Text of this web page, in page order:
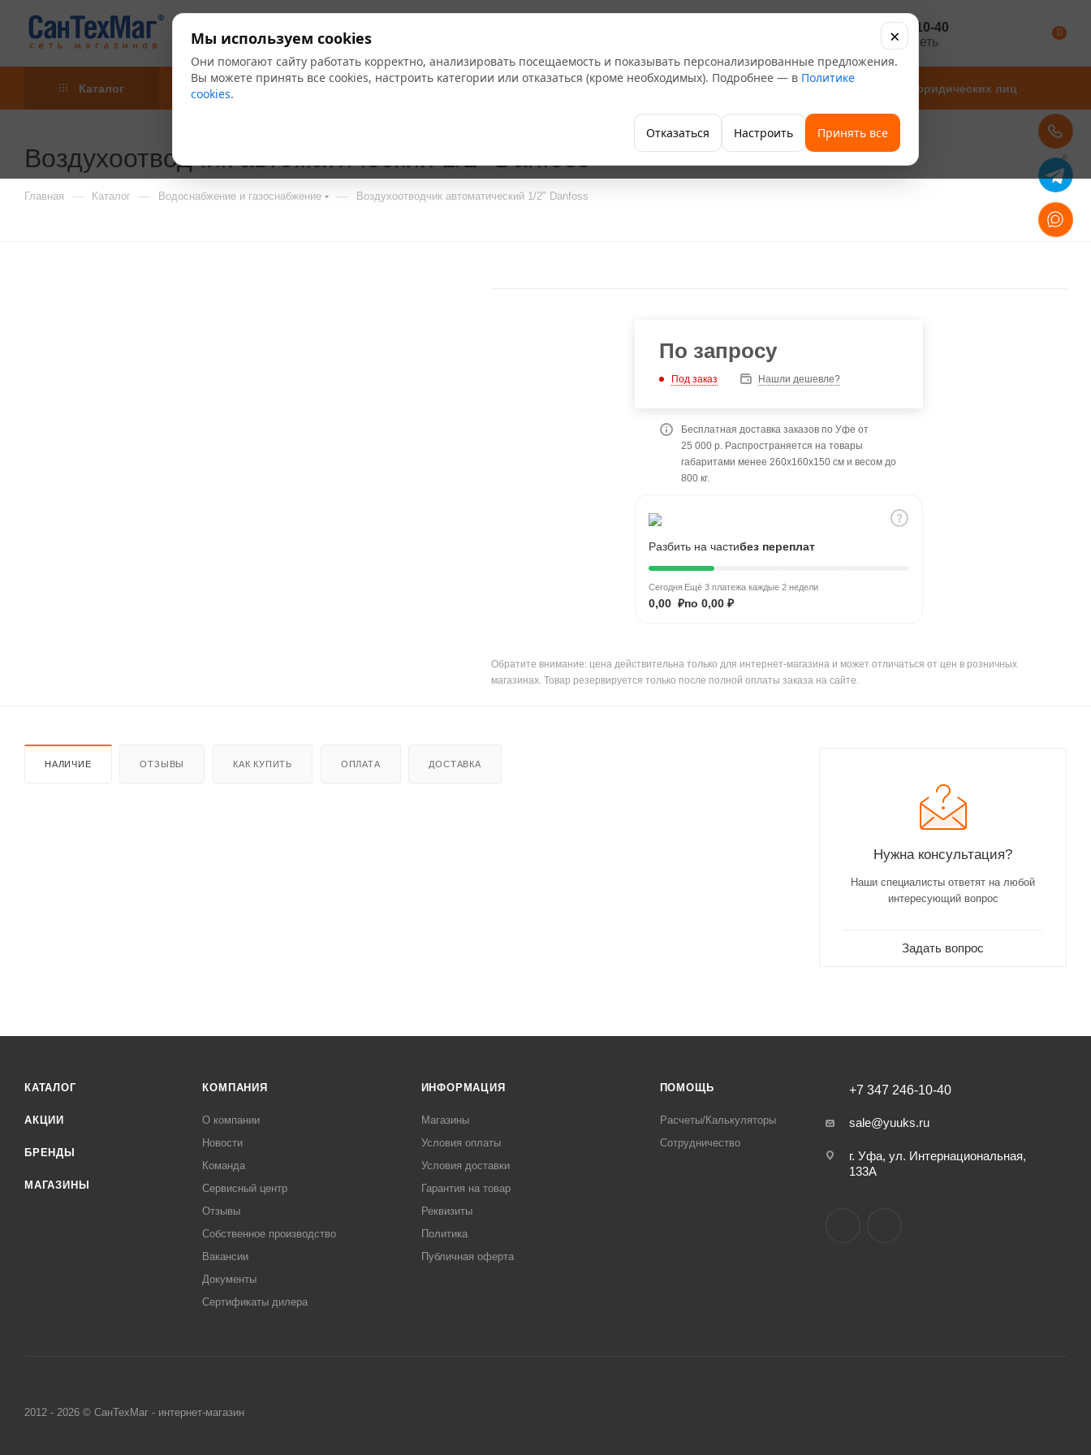
+7 347 246-10-40
розничная сеть
0
Каталог Акции Бренды Компания Для юридических лиц
Воздухоотводчик автоматический 1/2" Danfoss
Главная — Каталог — Водоснабжение и газоснабжение — Воздухоотводчик автоматический 1/2" Danfoss
По запросу
Под заказ Нашли дешевле?
Бесплатная доставка заказов по Уфе от
25 000 р. Распространяется на товары
габаритами менее 260x160x150 см и весом до
800 кг.
Разбить на частибез переплат
Сегодня
0,00 ₽
Ещё 3 платежа каждые 2 недели
по 0,00 ₽
Обратите внимание: цена действительна только для интернет-магазина и может отличаться от цен в розничных
магазинах. Товар резервируется только после полной оплаты заказа на сайте.
НАЛИЧИЕ ОТЗЫВЫ КАК КУПИТЬ ОПЛАТА ДОСТАВКА
Нужна консультация?
Наши специалисты ответят на любой
интересующий вопрос
Задать вопрос
КАТАЛОГ
АКЦИИ
БРЕНДЫ
МАГАЗИНЫ
КОМПАНИЯ
О компании
Новости
Команда
Сервисный центр
Отзывы
Собственное производство
Вакансии
Документы
Сертификаты дилера
ИНФОРМАЦИЯ
Магазины
Условия оплаты
Условия доставки
Гарантия на товар
Реквизиты
Политика
Публичная оферта
ПОМОЩЬ
Расчеты/Калькуляторы
Сотрудничество
+7 347 246-10-40
sale@yuuks.ru
г. Уфа, ул. Интернациональная,
133А
2012 - 2026 © СанТехМаг - интернет-магазин
Мы используем cookies
Они помогают сайту работать корректно, анализировать посещаемость и показывать персонализированные предложения.
Вы можете принять все cookies, настроить категории или отказаться (кроме необходимых). Подробнее — в Политике
cookies.
Отказаться Настроить Принять все
×